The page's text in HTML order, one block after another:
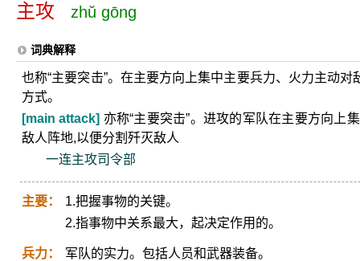
主攻 zhǔ gōng
词典解释
也称“主要突击”。在主要方向上集中主要兵力、火力主动
方式。
[main attack] 亦称“主要突击”。进攻的军队在主要方向上
敌人阵地,以便分割歼灭敌人
一连主攻司令部
主要：
1.把握事物的关键。
2.指事物中关系最大，起决定作用的。
兵力： 军队的实力。包括人员和武器装备。